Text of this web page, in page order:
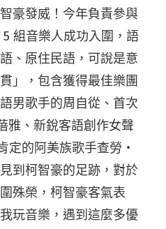
豪發威！今年負責參與
組音樂人成功入圍，語
、原住民語，可說是意
」，包含獲得最佳樂團
男歌手的周自從、首次
雅、新銳客語創作女聲
定的阿美族歌手查勞・
到柯智豪的足跡，對於
殊榮，柯智豪客氣表
玩音樂，遇到這麼多優